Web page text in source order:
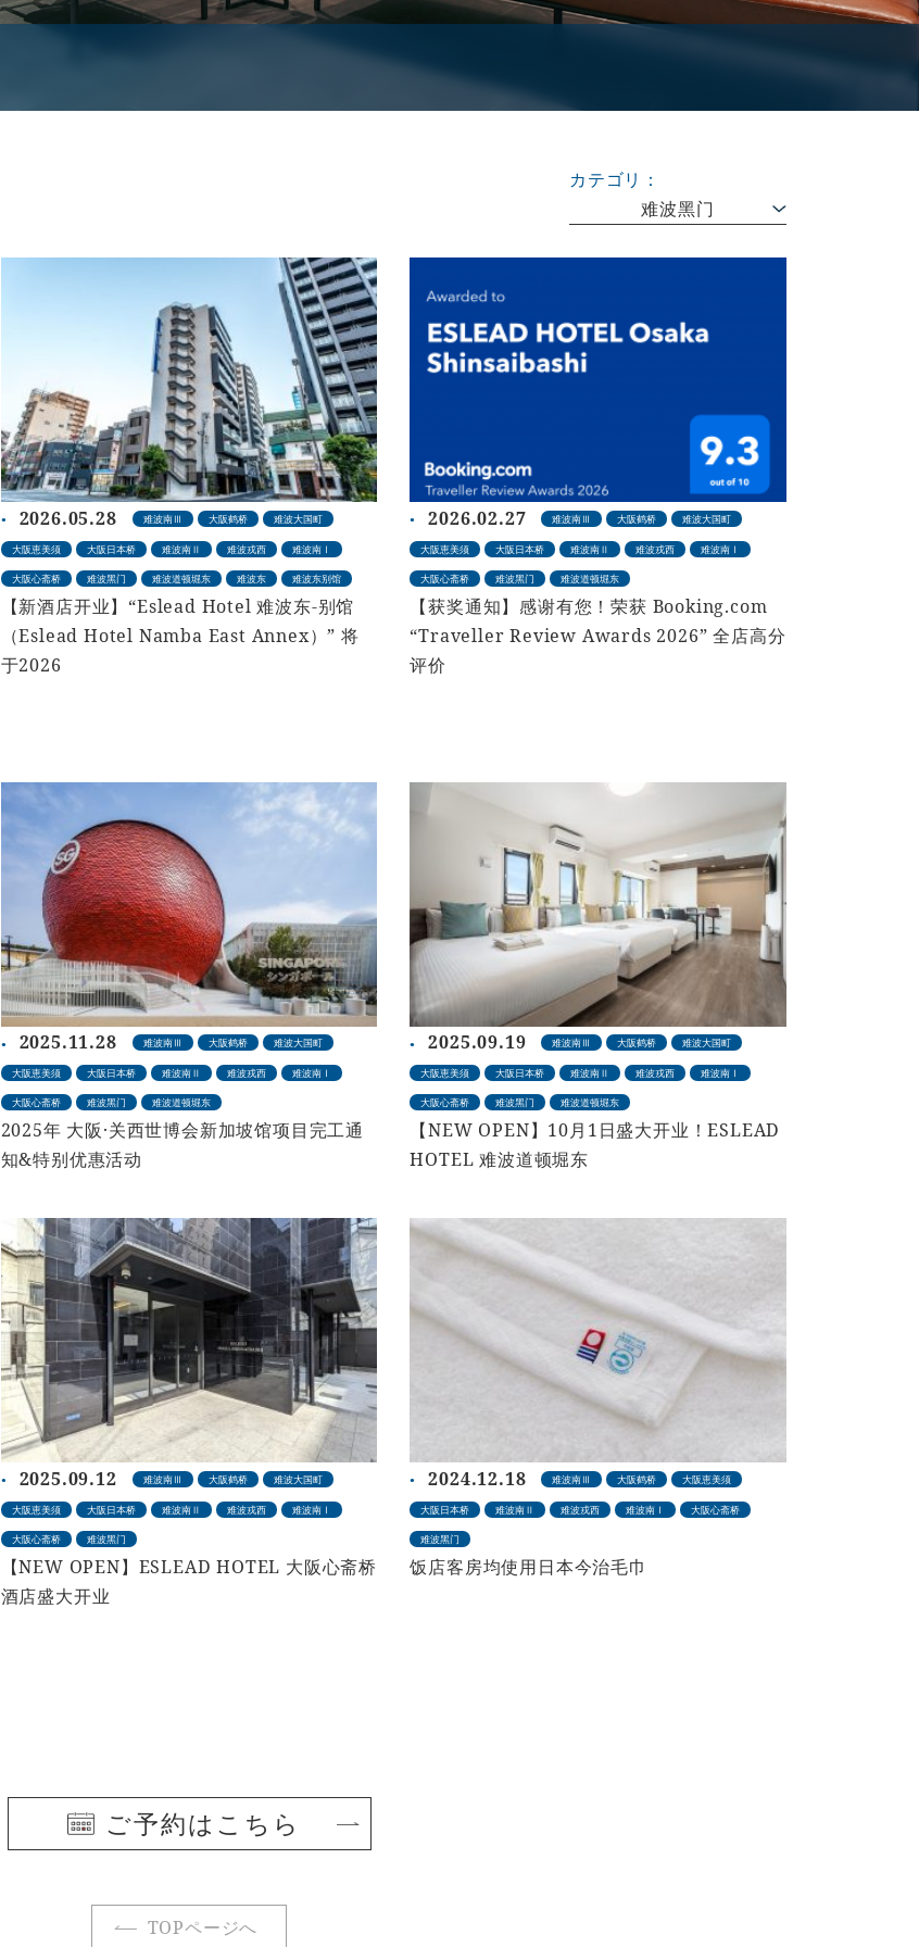
カテゴリ：
难波黑门
2026.05.28 难波南Ⅲ 大阪鹤桥 难波大国町
大阪恵美须 大阪日本桥 难波南Ⅱ 难波戎西 难波南Ⅰ
大阪心斋桥 难波黑门 难波道顿堀东 难波东 难波东别馆
【新酒店开业】“Eslead Hotel 难波东-别馆
（Eslead Hotel Namba East Annex）” 将
于2026
2026.02.27 难波南Ⅲ 大阪鹤桥 难波大国町
大阪恵美须 大阪日本桥 难波南Ⅱ 难波戎西 难波南Ⅰ
大阪心斋桥 难波黑门 难波道顿堀东
【获奖通知】感谢有您！荣获 Booking.com
“Traveller Review Awards 2026” 全店高分
评价
2025.11.28 难波南Ⅲ 大阪鹤桥 难波大国町
大阪恵美须 大阪日本桥 难波南Ⅱ 难波戎西 难波南Ⅰ
大阪心斋桥 难波黑门 难波道顿堀东
2025年 大阪·关西世博会新加坡馆项目完工通
知&特别优惠活动
2025.09.19 难波南Ⅲ 大阪鹤桥 难波大国町
大阪恵美须 大阪日本桥 难波南Ⅱ 难波戎西 难波南Ⅰ
大阪心斋桥 难波黑门 难波道顿堀东
【NEW OPEN】10月1日盛大开业！ESLEAD
HOTEL 难波道顿堀东
2025.09.12 难波南Ⅲ 大阪鹤桥 难波大国町
大阪恵美须 大阪日本桥 难波南Ⅱ 难波戎西 难波南Ⅰ
大阪心斋桥 难波黑门
【NEW OPEN】ESLEAD HOTEL 大阪心斋桥
酒店盛大开业
2024.12.18 难波南Ⅲ 大阪鹤桥 大阪恵美须
大阪日本桥 难波南Ⅱ 难波戎西 难波南Ⅰ 大阪心斋桥
难波黑门
饭店客房均使用日本今治毛巾
ご予約はこちら
TOPページへ